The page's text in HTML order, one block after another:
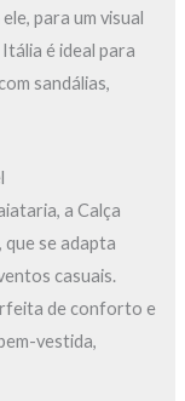
para um visual
é ideal para
sandálias,
a Calça
que se adapta
casuais.
de conforto e
vestida,